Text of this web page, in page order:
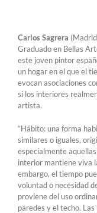
Carlos Sagrera
Graduado en Bellas
este joven pintor
un hogar en el que el
evocan asociaciones
si los interiores
artista.
“Hábito: una forma
similares o iguales,
especialmente
interior mantiene viva
embargo, el tiempo
voluntad o necesidad
proviene del uso
paredes y el techo.